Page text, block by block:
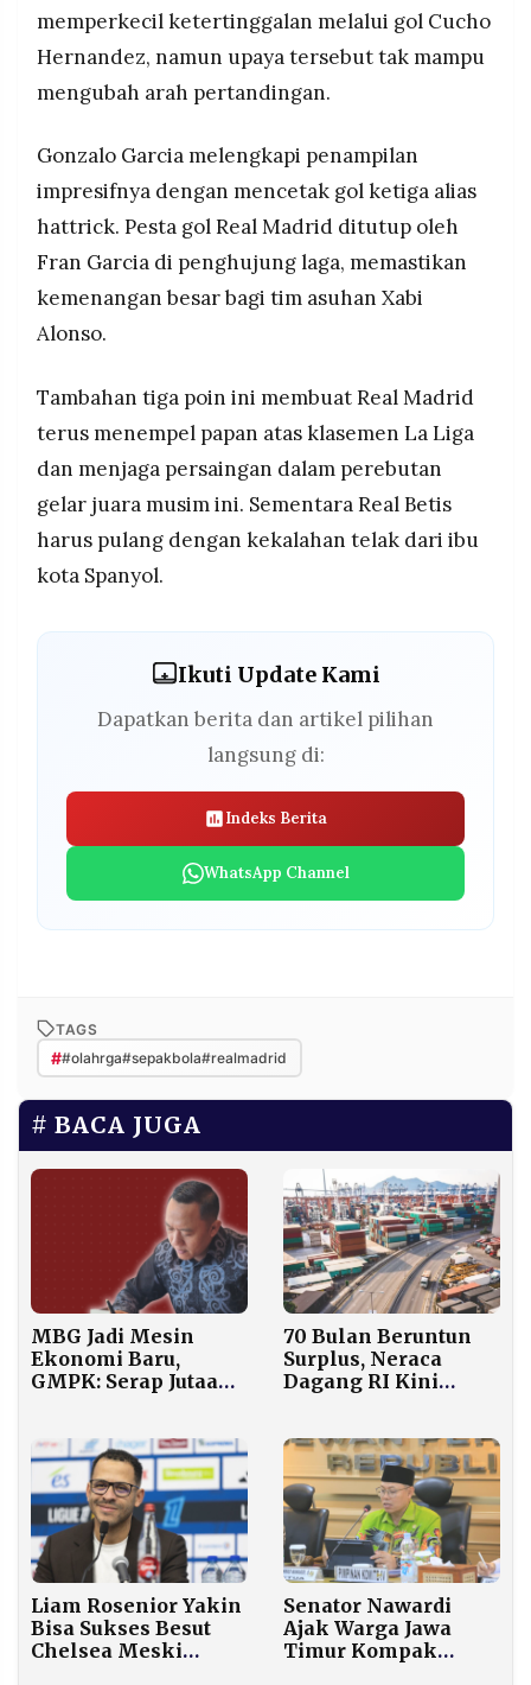
memperkecil ketertinggalan melalui gol Cucho
Hernandez, namun upaya tersebut tak mampu
mengubah arah pertandingan.
Gonzalo Garcia melengkapi penampilan
impresifnya dengan mencetak gol ketiga alias
hattrick. Pesta gol Real Madrid ditutup oleh
Fran Garcia di penghujung laga, memastikan
kemenangan besar bagi tim asuhan Xabi
Alonso.
Tambahan tiga poin ini membuat Real Madrid
terus menempel papan atas klasemen La Liga
dan menjaga persaingan dalam perebutan
gelar juara musim ini. Sementara Real Betis
harus pulang dengan kekalahan telak dari ibu
kota Spanyol.
Ikuti Update Kami
Dapatkan berita dan artikel pilihan
langsung di:
Indeks Berita
WhatsApp Channel
TAGS
##olahrga#sepakbola#realmadrid
BACA JUGA
MBG Jadi Mesin
Ekonomi Baru,
GMPK: Serap Jutaan
Lokal
70 Bulan Beruntun
Surplus, Neraca
Dagang RI Kini
Liam Rosenior Yakin
Bisa Sukses Besut
Chelsea Meski
Senator Nawardi
Ajak Warga Jawa
Timur Kompak